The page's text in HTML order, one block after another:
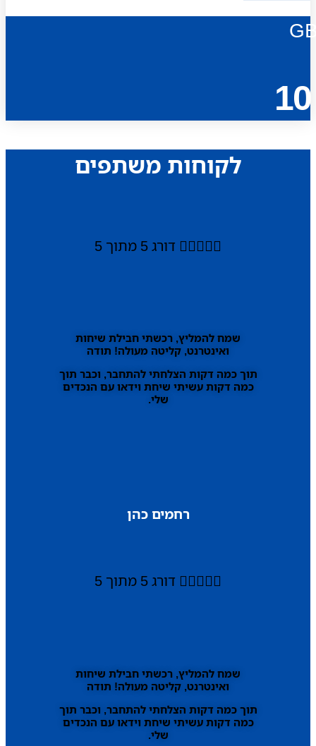
10
לקוחות משתפים
 דורג 5 מתוך 5
שמח להמליץ, רכשתי חבילת שיחות
ואינטרנט, קליטה מעולה! תודה
תוך כמה דקות הצלחתי להתחבר, וכבר תוך
כמה דקות עשיתי שיחת וידאו עם הנכדים
שלי.
רחמים כהן
 דורג 5 מתוך 5
שמח להמליץ, רכשתי חבילת שיחות
ואינטרנט, קליטה מעולה! תודה
תוך כמה דקות הצלחתי להתחבר, וכבר תוך
כמה דקות עשיתי שיחת וידאו עם הנכדים
שלי.